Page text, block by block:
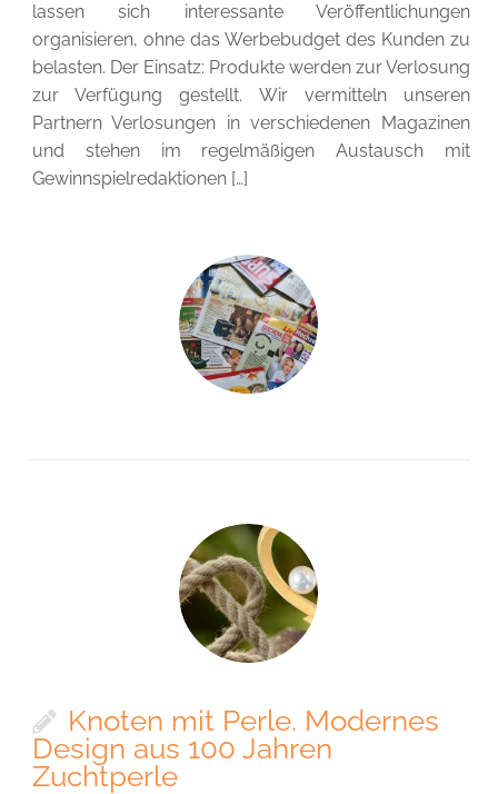
lassen sich interessante Veröffentlichungen
organisieren, ohne das Werbebudget des Kunden zu
belasten. Der Einsatz: Produkte werden zur Verlosung
zur Verfügung gestellt. Wir vermitteln unseren
Partnern Verlosungen in verschiedenen Magazinen
und stehen im regelmäßigen Austausch mit
Gewinnspielredaktionen […]
Knoten mit Perle. Modernes
Design aus 100 Jahren
Zuchtperle